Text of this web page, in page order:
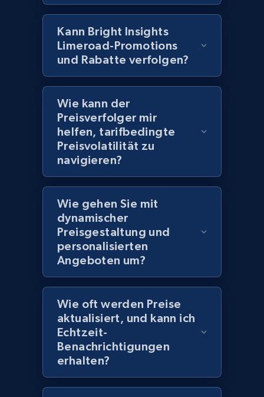
specific category URL
URL, Domain, Country code, Model number,
Sku, Product id, Product name, Manufacturer,
and more.
Amazon products global dataset
Title, Seller name, Brand, Description, Initial
price, Currency, Availability, Reviews count, and
more.
2.1K+ 375+
Amazon products global dataset - Collects
products by specific category URL
Title, Seller name, Brand, Description, Initial
price, Currency, Availability, Reviews count, and
2.1K+ 375+
Kann Bright Insights
Limeroad-Promotions
und Rabatte verfolgen?
Wie kann der
Preisverfolger mir
helfen, tarifbedingte
Preisvolatilität zu
navigieren?
Wie gehen Sie mit
dynamischer
Preisgestaltung und
personalisierten
Angeboten um?
Wie oft werden Preise
aktualisiert, und kann ich
Echtzeit-
Benachrichtigungen
erhalten?